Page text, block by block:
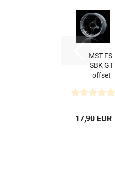
MST FS-
SBK GT
offset
wheel set
17,90 EUR